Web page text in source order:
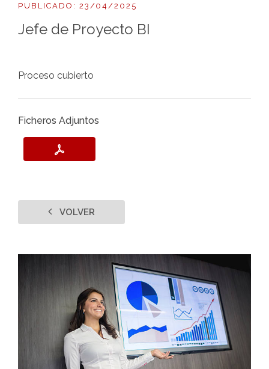
PUBLICADO: 23/04/2025
Jefe de Proyecto BI
Proceso cubierto
Ficheros Adjuntos
VOLVER